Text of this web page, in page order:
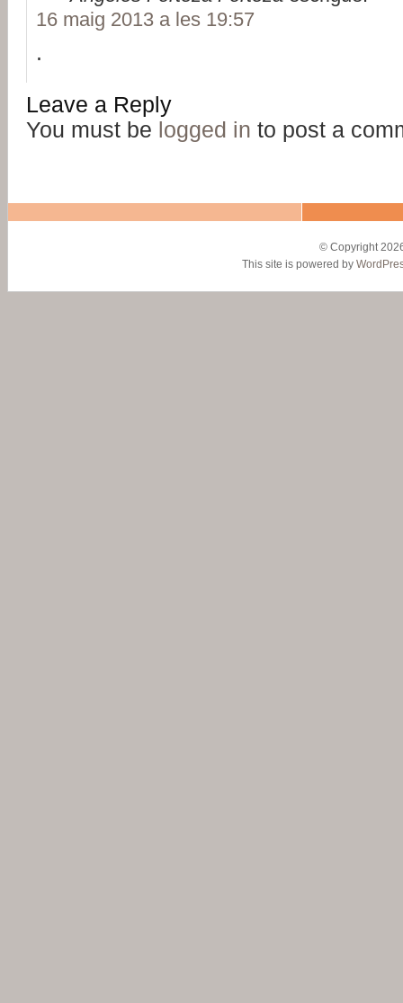
16 maig 2013 a les 19:57
.
Leave a Reply
You must be logged in to post a
© Copyright
This site is powered by